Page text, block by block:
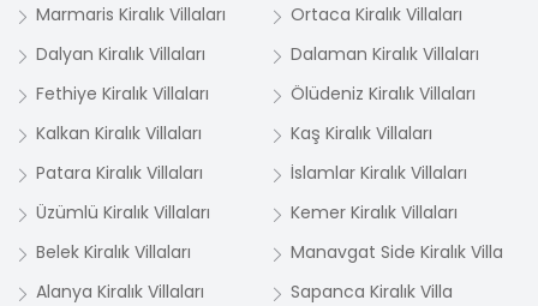
Marmaris Kiralık Villaları
Ortaca Kiralık Villaları
Dalyan Kiralık Villaları
Dalaman Kiralık Villaları
Fethiye Kiralık Villaları
Ölüdeniz Kiralık Villaları
Kalkan Kiralık Villaları
Kaş Kiralık Villaları
Patara Kiralık Villaları
İslamlar Kiralık Villaları
Üzümlü Kiralık Villaları
Kemer Kiralık Villaları
Belek Kiralık Villaları
Manavgat Side Kiralık Villa
Alanya Kiralık Villaları
Sapanca Kiralık Villa